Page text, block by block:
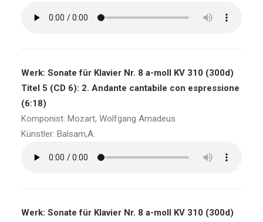
Werk: Sonate für Klavier Nr. 8 a-moll KV 310 (300d)
Titel 5 (CD 6): 2. Andante cantabile con espressione
(6:18)
Komponist: Mozart, Wolfgang Amadeus
Künstler: Balsam,A.
Werk: Sonate für Klavier Nr. 8 a-moll KV 310 (300d)